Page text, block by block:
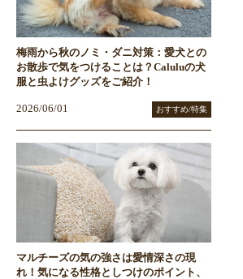
梅雨から秋のノミ・ダニ対策：愛犬との
お散歩で気をつけることは？Caluluの犬
服と虫よけグッズをご紹介！
2026/06/01 おすすめ/特集
マルチーズの気の強さは愛情深さの現
れ！気になる性格としつけのポイント、